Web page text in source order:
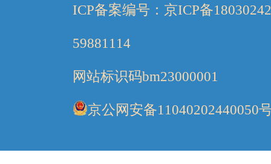
ICP备案编号：京ICP备
59881114
网站标识码bm23000001
京公网安备11040202440050